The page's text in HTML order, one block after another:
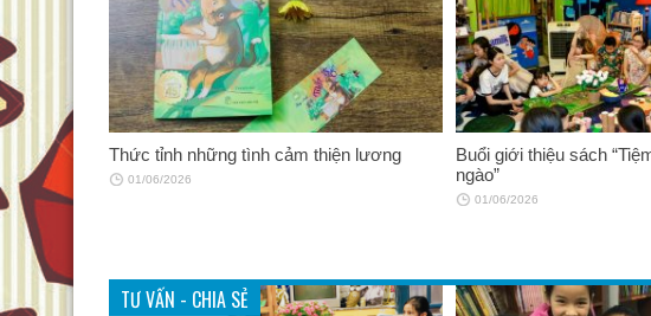
Thức tỉnh những tình cảm thiện lương
01/06/2026
Buổi giới thiệu sách
ngào”
01/06/2026
TƯ VẤN - CHIA SẺ